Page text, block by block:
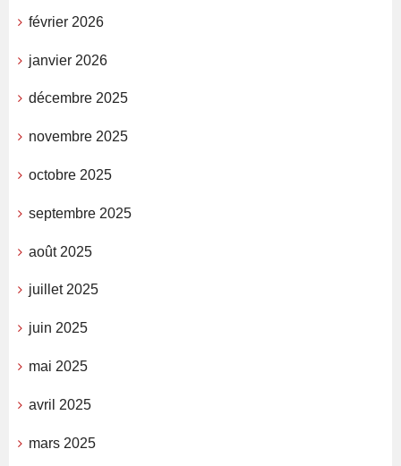
février 2026
janvier 2026
décembre 2025
novembre 2025
octobre 2025
septembre 2025
août 2025
juillet 2025
juin 2025
mai 2025
avril 2025
mars 2025